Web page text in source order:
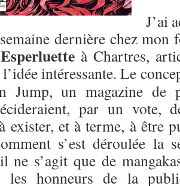
J’ai
dernière chez
à Chartres,
intéressante. Le
Jump, un magazine de
par un vote,
exister, et à terme, à être
s’est déroulée la
s’agit que de
les honneurs de la